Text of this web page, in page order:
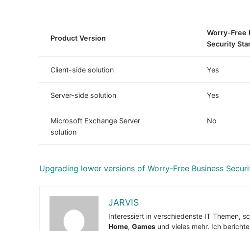
Product Version
Worry-Free
Security
Client-side solution Yes
Server-side solution Yes
Microsoft Exchange Server
solution
No
Upgrading lower versions of Worry-Free Business
JARVIS
Interessiert in verschiedenste IT Themen,
Home, Games und vieles mehr. Ich